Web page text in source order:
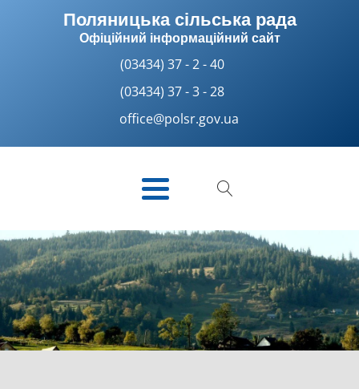
Поляницька сільська рада
Офіційний інформаційний сайт
(03434) 37 - 2 - 40
(03434) 37 - 3 - 28
office@polsr.gov.ua